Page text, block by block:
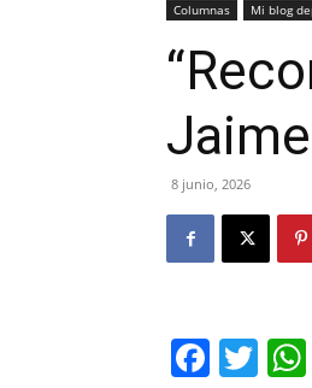
Columnas Mi blog
8 junio, 2026